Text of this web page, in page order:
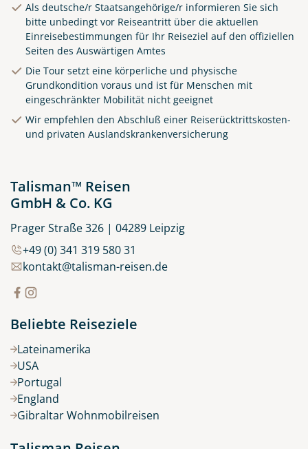
Klippen in Cornwall
© matho - stock.adobe.com
Als deutsche/r Staatsangehörige/r informieren Sie sich
bitte unbedingt vor Reiseantritt über die aktuellen
Einreisebestimmungen für Ihr Reiseziel auf den offiziellen
Seiten des Auswärtigen Amtes
Die Tour setzt eine körperliche und physische
Grundkondition voraus und ist für Menschen mit
eingeschränkter Mobilität nicht geeignet
Wir empfehlen den Abschluß einer Reiserücktrittskosten-
und privaten Auslandskrankenversicherung
Talisman™ Reisen
GmbH & Co. KG
Prager Straße 326 | 04289 Leipzig
+49 (0) 341 319 580 31
kontakt@talisman-reisen.de
Beliebte Reiseziele
Lateinamerika
USA
Portugal
England
Gibraltar Wohnmobilreisen